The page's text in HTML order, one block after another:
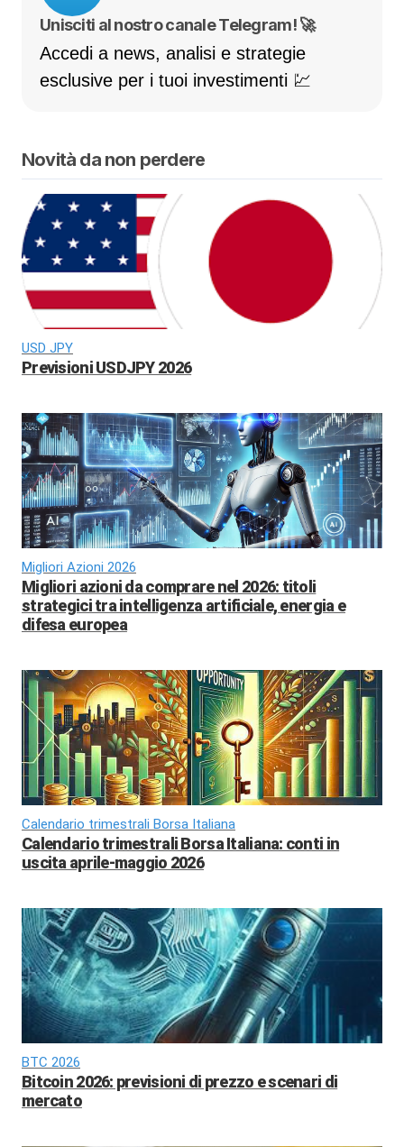
Unisciti al nostro canale Telegram! 🚀
Accedi a news, analisi e strategie
esclusive per i tuoi investimenti 💹
Novità da non perdere
USD JPY
Previsioni USDJPY 2026
Migliori Azioni 2026
Migliori azioni da comprare nel 2026: titoli
strategici tra intelligenza artificiale, energia e
difesa europea
Calendario trimestrali Borsa Italiana
Calendario trimestrali Borsa Italiana: conti in
uscita aprile-maggio 2026
BTC 2026
Bitcoin 2026: previsioni di prezzo e scenari di
mercato